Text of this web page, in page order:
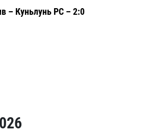
– Куньлунь РС – 2:0